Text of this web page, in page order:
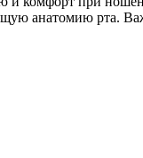
анатомию рта.